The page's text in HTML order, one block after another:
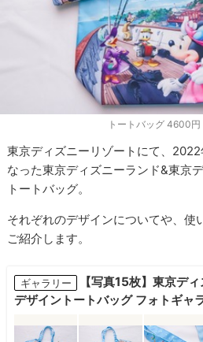
トートバッグ 4600
東京ディズニーリゾートにて、
なった東京ディズニーランド&東京
トートバッグ。
それぞれのデザインについてや、使
ご紹介します。
ギャラリー
【写真15枚】東京デ
デザイントートバッグ フォトギャ